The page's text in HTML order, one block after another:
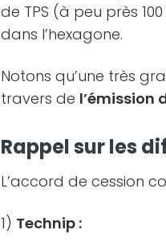
de TPS (à peu près
dans l’hexagone.
Notons qu’une très
travers de l’émission
Rappel sur les
L’accord de cession
1) Technip :